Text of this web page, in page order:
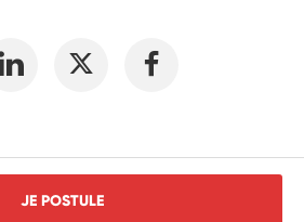
JE POSTULE